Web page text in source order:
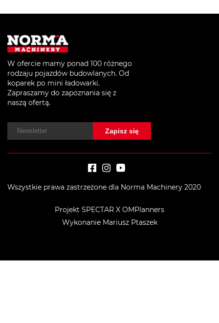
W ofercie mamy ponad 100 różnego
rodzaju pojazdów budowlanych. Od
koparek po mini ładowarki.
Zapraszamy do zapoznania się z
naszą ofertą.
Wszystkie prawa zastrzeżone dla Norma Machinery 2020
Projekt SPECTAR X OMPlanners
Wykonanie Mariusz Ptaszek